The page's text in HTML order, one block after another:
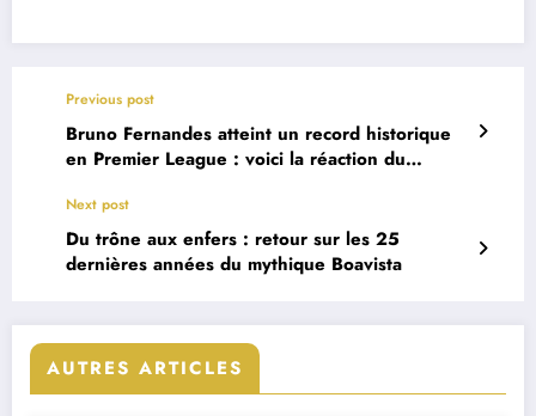
Previous post
Bruno Fernandes atteint un record historique
en Premier League : voici la réaction du
Next post
Du trône aux enfers : retour sur les 25
dernières années du mythique Boavista
AUTRES ARTICLES